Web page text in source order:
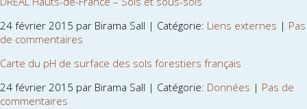
24 février 2015 par Birama Sall | Catégorie: Liens externes | Pas
de commentaires
Carte du pH de surface des sols forestiers français
24 février 2015 par Birama Sall | Catégorie: Données | Pas de
commentaires